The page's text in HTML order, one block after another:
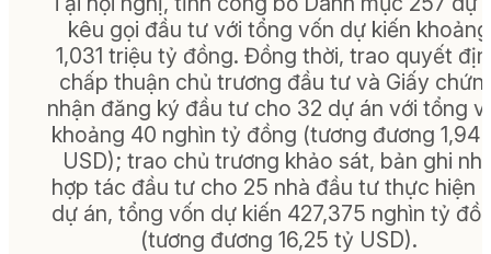
kêu gọi đầu tư với tổng vốn dự kiến khoảng
1,031 triệu tỷ đồng. Đồng thời, trao quyết
chấp thuận chủ trương đầu tư và Giấy
nhận đăng ký đầu tư cho 32 dự án với tổng
khoảng 40 nghìn tỷ đồng (tương đương 1,94
USD); trao chủ trương khảo sát, bản ghi
hợp tác đầu tư cho 25 nhà đầu tư thực hiện
dự án, tổng vốn dự kiến 427,375 nghìn tỷ
(tương đương 16,25 tỷ USD).